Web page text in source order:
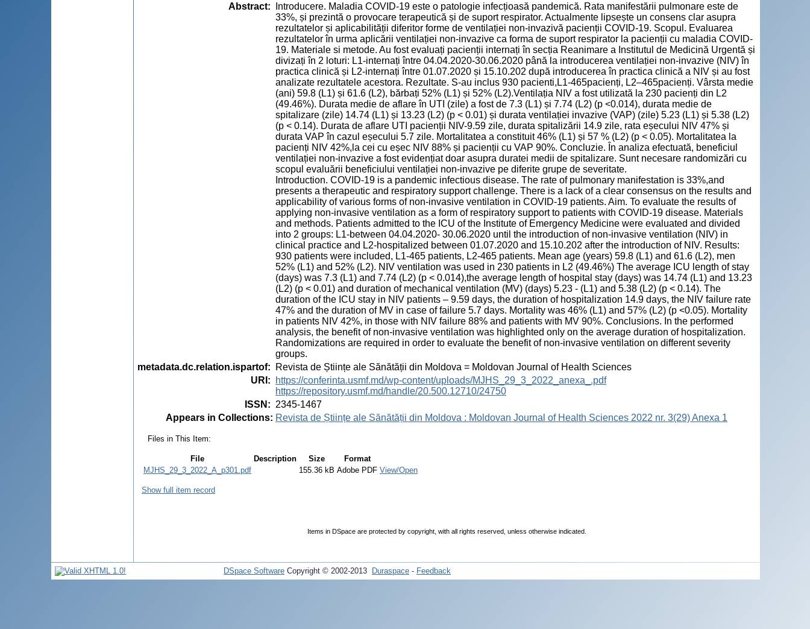
Abstract:
Introducere. Maladia COVID-19 este o patologie infecțioasă pandemică. Rata manifestării pulmonare este de
33%, și prezintă o provocare terapeutică și de suport respirator. Actualmente lipsește un consens clar asupra
rezultatelor și aplicabilității diferitor forme de ventilației non-invazivă pacienții COVID-19. Scopul. Evaluarea
rezultatelor în urma aplicării ventilației non-invazive ca forma de suport respirator la pacienții cu maladia COVID-
19. Materiale si metode. Au fost evaluați pacienții internați în secția Reanimare a Institutul de Medicină Urgentă și
divizați în 2 loturi: L1-internați între 04.04.2020-30.06.2020 până la introducerea ventilației non-invazive (NIV) în
practica clinică și L2-internați între 01.07.2020 și 15.10.202 după introducerea în practica clinică a NIV și au fost
analizate rezultatele acestora. Rezultate. S-au inclus 930 pacienti,L1-465pacienți, L2–465pacienți. Vârsta medie
(ani) 59.8 (L1) și 61.6 (L2), bărbați 52% (L1) și 52% (L2).Ventilația NIV a fost utilizată la 230 pacienți din L2
(49.46%). Durata medie de aflare în UTI (zile) a fost de 7.3 (L1) și 7.74 (L2) (p <0.014), durata medie de
spitalizare (zile) 14.74 (L1) și 13.23 (L2) (p < 0.01) și durata ventilației invazive (VAP) (zile) 5.23 (L1) și 5.38 (L2)
(p < 0.14). Durata de aflare UTI pacienții NIV-9.59 zile, durata spitalizării 14.9 zile, rata eșecului NIV 47% și
durata VAP în cazul eșecului 5.7 zile. Mortalitatea a constituit 46% (L1) și 57 % (L2) (p < 0.05). Mortalitatea la
pacienți NIV 42%,la cei cu eșec NIV 88% și pacienții cu VAP 90%. Concluzie. În analiza efectuată, beneficiul
ventilației non-invazive a fost evidențiat doar asupra duratei medii de spitalizare. Sunt necesare randomizări cu
scopul evaluării beneficiului ventilației non-invazive pe diferite grupe de severitate.
Introduction. COVID-19 is a pandemic infectious disease. The rate of pulmonary manifestation is 33%,and
presents a therapeutic and respiratory support challenge. There is a lack of a clear consensus on the results and
applicability of various forms of non-invasive ventilation in COVID-19 patients. Aim. To evaluate the results of
applying non-invasive ventilation as a form of respiratory support to patients with COVID-19 disease. Materials
and methods. Patients admitted to the ICU of the Institute of Emergency Medicine were evaluated and divided
into 2 groups: L1-between 04.04.2020- 30.06.2020 until the introduction of non-invasive ventilation (NIV) in
clinical practice and L2-hospitalized between 01.07.2020 and 15.10.202 after the introduction of NIV. Results:
930 patients were included, L1-465 patients, L2-465 patients. Mean age (years) 59.8 (L1) and 61.6 (L2), men
52% (L1) and 52% (L2). NIV ventilation was used in 230 patients in L2 (49.46%) The average ICU length of stay
(days) was 7.3 (L1) and 7.74 (L2) (p < 0.014),the average length of hospital stay (days) was 14.74 (L1) and 13.23
(L2) (p < 0.01) and duration of mechanical ventilation (MV) (days) 5.23 - (L1) and 5.38 (L2) (p < 0.14). The
duration of the ICU stay in NIV patients – 9.59 days, the duration of hospitalization 14.9 days, the NIV failure rate
47% and the duration of MV in case of failure 5.7 days. Mortality was 46% (L1) and 57% (L2) (p <0.05). Mortality
in patients NIV 42%, in those with NIV failure 88% and patients with MV 90%. Conclusions. In the performed
analysis, the benefit of non-invasive ventilation was highlighted only on the average duration of hospitalization.
Randomizations are required in order to evaluate the benefit of non-invasive ventilation on different severity
groups.
metadata.dc.relation.ispartof:
Revista de Științe ale Sănătății din Moldova = Moldovan Journal of Health Sciences
URI :
https://conferinta.usmf.md/wp-content/uploads/MJHS_29_3_2022_anexa_.pdf
https://repository.usmf.md/handle/20.500.12710/24750
ISSN : 2345-1467
Appears in Collections: Revista de Științe ale Sănătății din Moldova : Moldovan Journal of Health Sciences 2022 nr. 3(29) Anexa 1
Files in This Item:
File Description Size
Format
MJHS_29_3_2022_A_p301.pdf
155.36 kB Adobe PDF View/Open
Show full item record
Items in DSpace are protected by copyright, with all rights reserved, unless otherwise indicated.
DSpace Software Copyright © 2002-2013 Duraspace - Feedback